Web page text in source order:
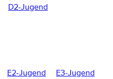
D2-Jugend
E2-Jugend E3-Jugend